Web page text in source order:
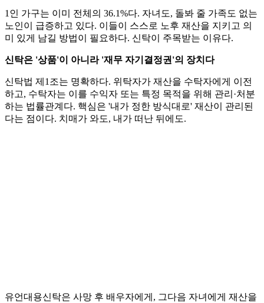
1인 가구는 이미 전체의 36.1%다. 자녀도, 돌봐 줄 가족도 없는
노인이 급증하고 있다. 이들이 스스로 노후 재산을 지키고 의
미 있게 남길 방법이 필요하다. 신탁이 주목받는 이유다.
신탁은 '상품'이 아니라 '재무 자기결정권'의 장치다
신탁법 제1조는 명확하다. 위탁자가 재산을 수탁자에게 이전
하고, 수탁자는 이를 수익자 또는 특정 목적을 위해 관리·처분
하는 법률관계다. 핵심은 '내가 정한 방식대로' 재산이 관리된
다는 점이다. 치매가 와도, 내가 떠난 뒤에도.
유언대용신탁은 사망 후 배우자에게, 그다음 자녀에게 재산을